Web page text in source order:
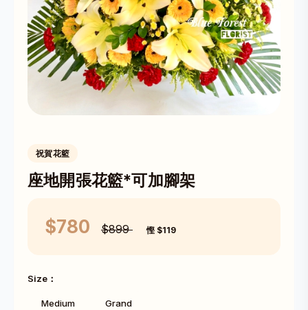
祝賀花籃
座地開張花籃*可加腳架
$780 $899 慳 $119
Size：
Medium Grand